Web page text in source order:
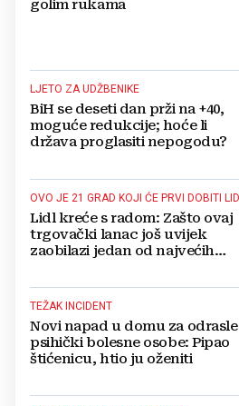
golim rukama
LJETO ZA UDŽBENIKE
BiH se deseti dan prži na +40,
moguće redukcije; hoće li
država proglasiti nepogodu?
OVO JE 21 GRAD KOJI ĆE PRVI DOBITI
Lidl kreće s radom: Zašto ovaj
trgovački lanac još uvijek
zaobilazi jedan od najvećih
TEŽAK INCIDENT
Novi napad u domu za odrasle
psihički bolesne osobe: Pipao
štićenicu, htio ju oženiti